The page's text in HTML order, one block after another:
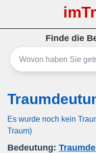
Finde die
Es wurde noch kein
Traum)
Bedeutung: